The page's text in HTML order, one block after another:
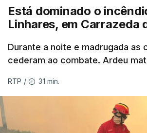
ERRO100
ERROR ON HTML5 MEDIA
ESTE CONTEÚDO ESTÁ
MOMENTO INDISPONÍVEL
As autoridades canadianas
Está dominado o
Linhares, em Carrazeda
Durante a noite e madrugada as
cederam ao combate. Ardeu
RTP / 31 min.